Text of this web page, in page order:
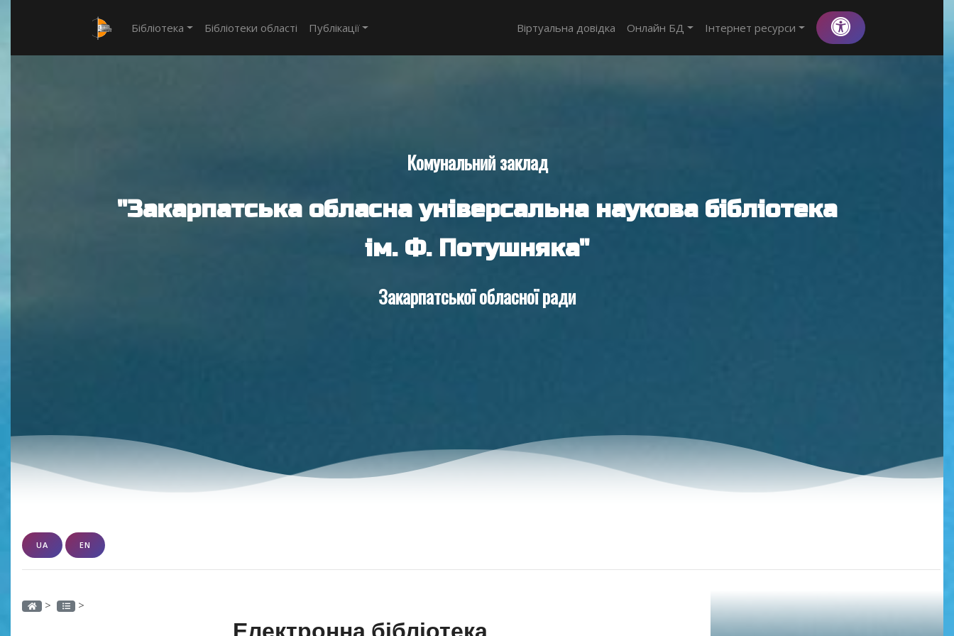
Бібліотека Бібліотеки області Публікації Віртуальна довідка Онлайн БД Інтернет ресурси
Комунальний заклад
"Закарпатська обласна універсальна наукова бібліотека
ім. Ф. Потушняка"
Закарпатської обласної ради
UA EN
> >